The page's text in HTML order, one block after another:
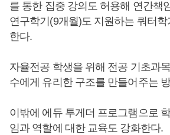
를 통한 집중 강의도 허용해 연간책
연구학기(9개월)도 지원하는 쿼터
한다.
자율전공 학생을 위해 전공 기초과
수에게 유리한 구조를 만들어주는
이밖에 에듀 투게더 프로그램으로
임과 역할에 대한 교육도 강화한다.